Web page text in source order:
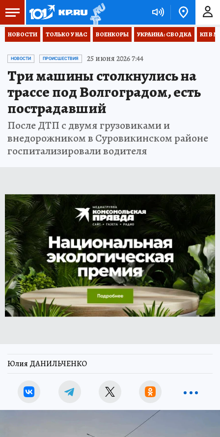
НОВОСТИ ТОЛЬКО У НАС ВОЕНКОРЫ УКРАИНА: СВОДКА КП В
НОВОСТИ ПРОИСШЕСТВИЯ 25 июня 2026 7:44
Три машины столкнулись на
трассе под Волгоградом, есть
пострадавший
После ДТП с двумя грузовиками и
внедорожником в Суровикинском районе
госпитализировали водителя
Юлия ДАНИЛЬЧЕНКО